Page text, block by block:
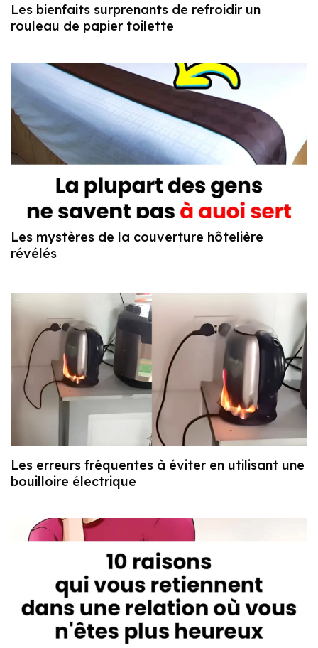
Les bienfaits surprenants de refroidir un
rouleau de papier toilette
Les mystères de la couverture hôtelière
révélés
Les erreurs fréquentes à éviter en utilisant une
bouilloire électrique